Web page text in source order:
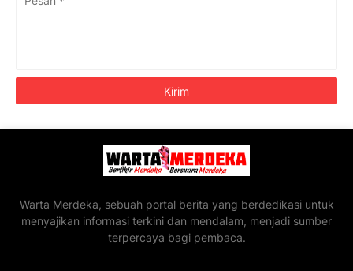
Warta Merdeka, sebuah portal berita yang berdedikasi untuk
menyajikan informasi terkini dan mendalam, menjadi sumber
terpercaya bagi pembaca.